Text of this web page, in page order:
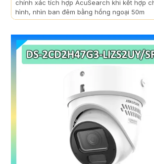
chính xác tích hợp AcuSearch khi kết hợp
hình, nhìn ban đêm bằng hồng ngoại 50m